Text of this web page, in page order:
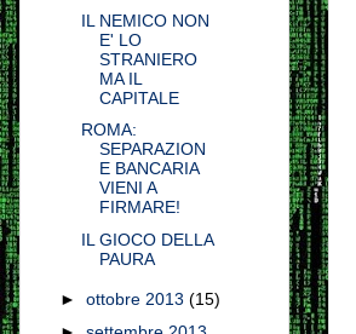
IL NEMICO NON
E' LO
STRANIERO
MA IL
CAPITALE
ROMA:
SEPARAZION
E BANCARIA
VIENI A
FIRMARE!
IL GIOCO DELLA
PAURA
► ottobre 2013 (15)